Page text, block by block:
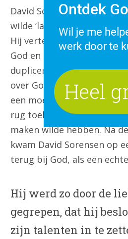
David Sorensen hield als
wilde ‘later als ik groot
Hij vertelde zijn vriendjes
God en maakte
dupliceren, om aan
over God te vertellen. Als
een moeilijke tijd waarin hij
rug toekeerde en niets
maken wilde hebben. Na
kwam David Sorensen op
terug bij God, als een
Hij werd zo door de
gegrepen, dat hij
zijn talenten in te
Ontdek
Wil je me
werk door te
Heel